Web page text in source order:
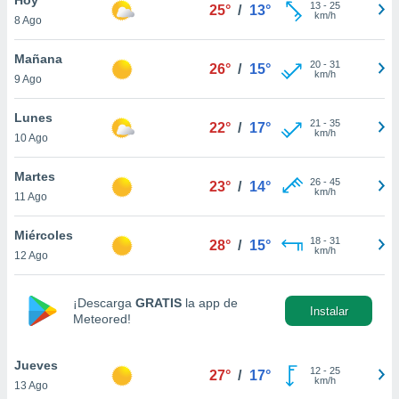
en
más
nuestra
de
aceptar
de
8 Ago
25° / 13° 13- 25
km/h
Mañana
9 Ago
26° / 15° 20- 31
km/h
Lunes
10 Ago
22° / 17° 21 - 35
km/h
Martes
11 Ago
23° / 14° 26- 45
km/h
Miércoles
12 Ago
28° / 15° 18- 31
km/h
¡Descarga GRATIS la app de
Meteored!
Instalar
Jueves
13 Ago
27° / 17° 12- 25
km/h